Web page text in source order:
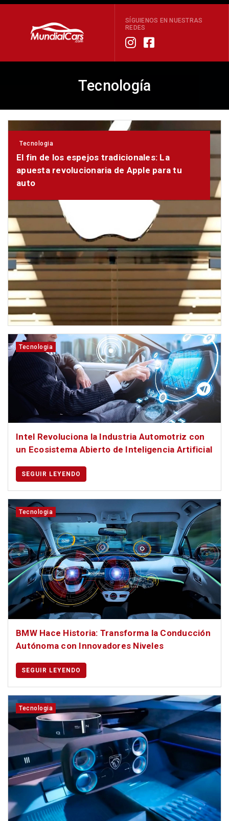
SÍGUIENOS EN NUESTRAS
REDES
Tecnología
Tecnologia
El fin de los espejos tradicionales: La
apuesta revolucionaria de Apple para tu
auto
Tecnologia
Intel Revoluciona la Industria Automotriz con
un Ecosistema Abierto de Inteligencia Artificial
SEGUIR LEYENDO
Tecnologia
BMW Hace Historia: Transforma la Conducción
Autónoma con Innovadores Niveles
SEGUIR LEYENDO
Tecnologia